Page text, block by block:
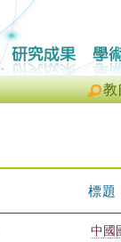
教
標題
中國